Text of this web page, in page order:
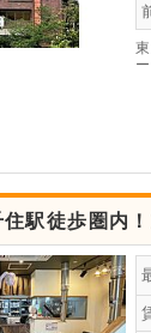
駅徒歩圏内